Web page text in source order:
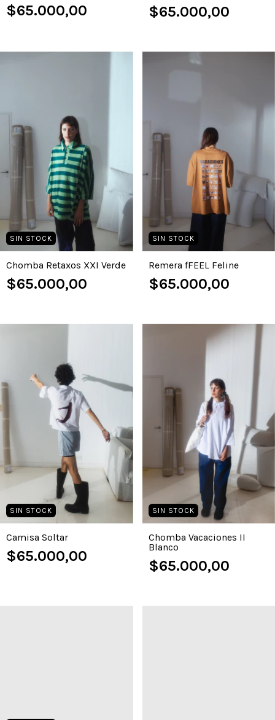
$65.000,00 $65.000,00
SIN STOCK
Chomba Retaxos XXI Verde
$65.000,00
SIN STOCK
Remera fFEEL Feline
$65.000,00
SIN STOCK
Camisa Soltar
$65.000,00
SIN STOCK
Chomba Vacaciones II
Blanco
$65.000,00